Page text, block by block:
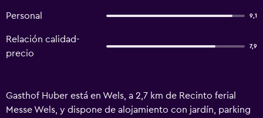
Personal 9,1
Relación calidad-
precio
7,9
Gasthof Huber está en Wels, a 2,7 km de Recinto ferial
Messe Wels, y dispone de alojamiento con jardín, parking